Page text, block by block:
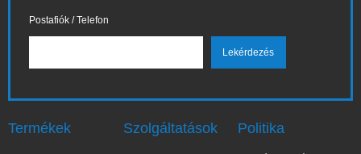
Postafiók / Telefon
Termékek Szolgáltatások Politika